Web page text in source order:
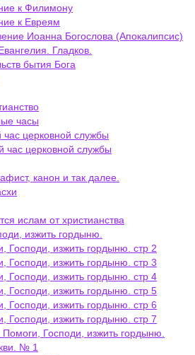
к Филимону
к Евреям
Иоанна Богослова (Апокалипсис)
Гладков.
бытия Бога
часы
час церковной службы
час церковной службы
канон и так далее.
ислам от христианства
изжить гордыню.
Господи, изжить гордыню. стр 2
Господи, изжить гордыню. стр 3
Господи, изжить гордыню. стр 4
Господи, изжить гордыню. стр 5
Господи, изжить гордыню. стр 6
Господи, изжить гордыню. стр 7
Господи, изжить гордыню.
№ 1